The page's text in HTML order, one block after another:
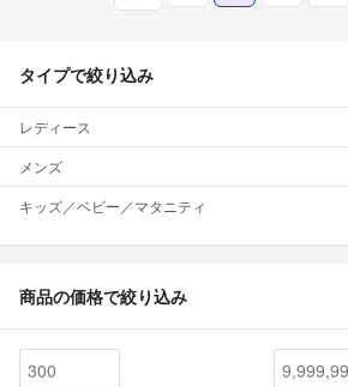
タイプで絞り込み
レディース
メンズ
キッズ／ベビー／マタニティ
商品の価格で絞り込み